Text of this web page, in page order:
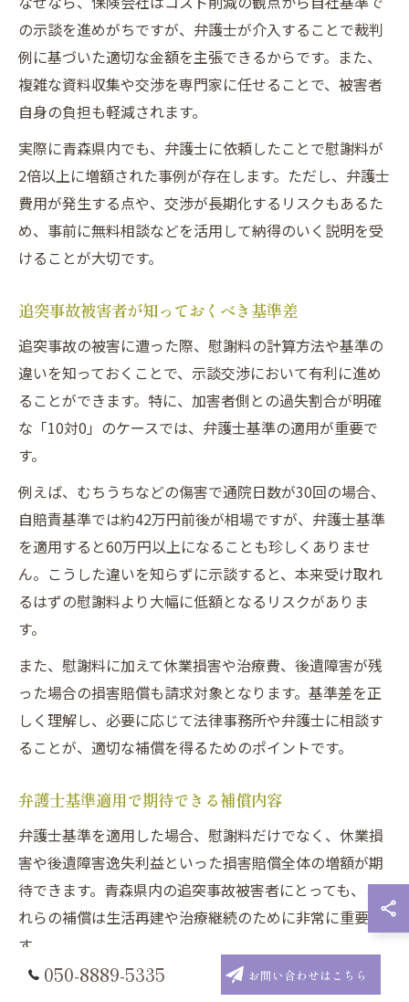
の示談を進めがちですが、弁護士が介入することで裁判
例に基づいた適切な金額を主張できるからです。また、
複雑な資料収集や交渉を専門家に任せることで、被害者
自身の負担も軽減されます。
実際に青森県内でも、弁護士に依頼したことで慰謝料が
2倍以上に増額された事例が存在します。ただし、弁護士
費用が発生する点や、交渉が長期化するリスクもあるた
め、事前に無料相談などを活用して納得のいく説明を受
けることが大切です。
追突事故被害者が知っておくべき基準差
追突事故の被害に遭った際、慰謝料の計算方法や基準の
違いを知っておくことで、示談交渉において有利に進め
ることができます。特に、加害者側との過失割合が明確
な「10対0」のケースでは、弁護士基準の適用が重要で
す。
例えば、むちうちなどの傷害で通院日数が30回の場合、
自賠責基準では約42万円前後が相場ですが、弁護士基準
を適用すると60万円以上になることも珍しくありませ
ん。こうした違いを知らずに示談すると、本来受け取れ
るはずの慰謝料より大幅に低額となるリスクがありま
す。
また、慰謝料に加えて休業損害や治療費、後遺障害が残
った場合の損害賠償も請求対象となります。基準差を正
しく理解し、必要に応じて法律事務所や弁護士に相談す
ることが、適切な補償を得るためのポイントです。
弁護士基準適用で期待できる補償内容
弁護士基準を適用した場合、慰謝料だけでなく、休業損
害や後遺障害逸失利益といった損害賠償全体の増額が期
待できます。青森県内の追突事故被害者にとっても、こ
れらの補償は生活再建や治療継続のために非常に重要で
す。
例えば、むちうち症状で長期間の通院や仕事を休む必要
050-8889-5335 お問い合わせはこちら